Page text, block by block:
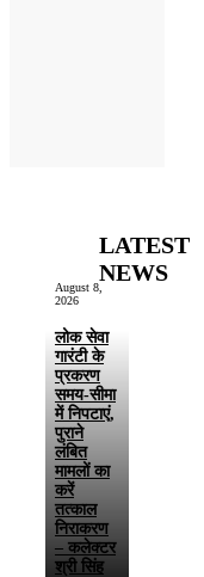
LATEST
NEWS
August 8,
2026
लोक सेवा
गारंटी के
प्रकरण
समय-सीमा
में निपटाएं,
पुराने
लंबित
मामलों का
करें
तत्काल
निराकरण
– कलेक्टर
श्री सिंह